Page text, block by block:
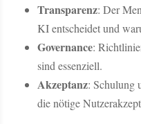
Transparenz: Der
KI entscheidet und
Governance:
sind essenziell.
Akzeptanz: Schulung
die nötige